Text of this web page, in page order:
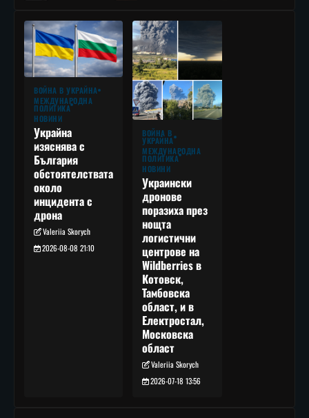
ВОЙНА В УКРАЙНА
МЕЖДУНАРОДНА
ПОЛИТИКА
НОВИНИ
Украйна
изяснява с
България
обстоятелствата
около
инцидента с
дрона
Valeriia Skorych
2026-08-08 21:10
ВОЙНА В
УКРАЙНА
МЕЖДУНАРОДНА
ПОЛИТИКА
НОВИНИ
Украински
дронове
поразиха през
нощта
логистични
центрове на
Wildberries в
Котовск,
Тамбовска
област, и в
Електростал,
Московска
област
Valeriia Skorych
2026-07-18 13:56